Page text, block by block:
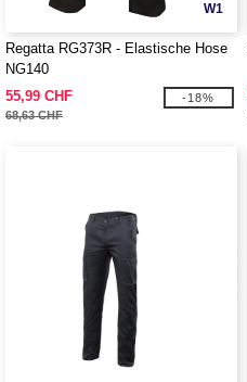
W1
Regatta RG373R - Elastische Hose
NG140
55,99 CHF
68,63 CHF
-18%